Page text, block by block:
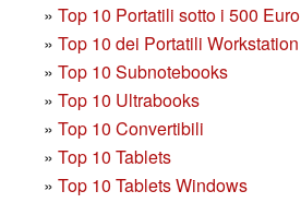
» Top 10 Portatili sotto i 500 Euro
» Top 10 dei Portatili Workstation
» Top 10 Subnotebooks
» Top 10 Ultrabooks
» Top 10 Convertibili
» Top 10 Tablets
» Top 10 Tablets Windows